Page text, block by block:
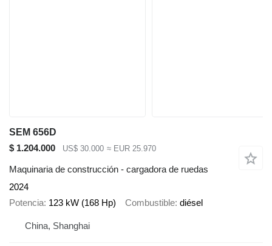
SEM 656D
$ 1.204.000
US$ 30.000 ≈ EUR 25.970
Maquinaria de construcción - cargadora de ruedas
2024
Potencia 123 kW (168 Hp) Combustible diésel
China, Shanghai